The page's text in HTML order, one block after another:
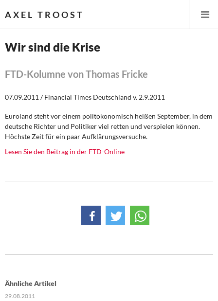
AXEL TROOST
Leitlinien linker Wirtschafts- und Finanzpolitik
Wirtschaftspolitik
Steuer- und Finanzpolitik
Öffentliche Infrastruktur und Daseinsvorsorge
Institut Solidarische Moderne
Wir sind die Krise
FTD-Kolumne von Thomas Fricke
07.09.2011 / Financial Times Deutschland v. 2.9.2011
Euroland steht vor einem politökonomisch heißen September, in dem
deutsche Richter und Politiker viel retten und verspielen können.
Höchste Zeit für ein paar Aufklärungsversuche.
Lesen Sie den Beitrag in der FTD-Online
Ähnliche Artikel
29.08.2011